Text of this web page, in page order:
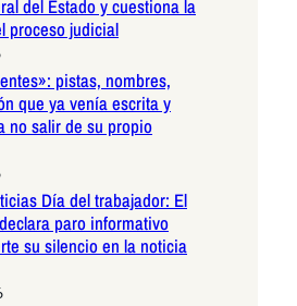
del Estado y cuestiona la
proceso judicial
pistas, nombres,
que ya venía escrita y
no salir de su propio
Día del trabajador: El
paro informativo
su silencio en la noticia